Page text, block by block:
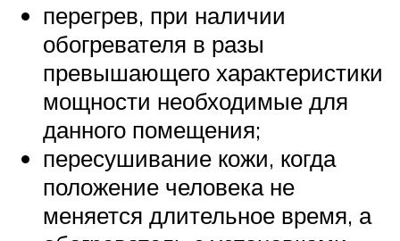
перегрев, при наличии
обогревателя в разы
превышающего характеристики
мощности необходимые для
данного помещения;
пересушивание кожи, когда
положение человека не
меняется длительное время, а